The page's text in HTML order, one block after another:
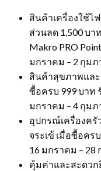
สินค้าเครื่องใช้ไ
ส่วนลด 1,500 บา
Makro PRO
มกราคม – 2 กุม
สินค้าสุขภาพและ
ซื้อครบ 999 บาท
มกราคม – 4 กุม
อุปกรณ์เครื่องครัว
จระเข้ เมื่อซื้อคร
16 มกราคม – 28
คุ้มค่าและสะดว